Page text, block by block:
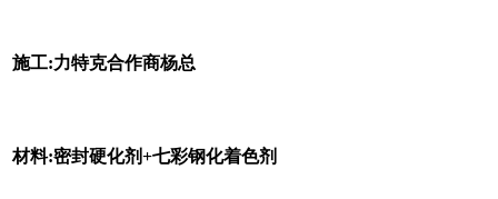
施工:力特克合作商杨总
材料:密封硬化剂+七彩钢化着色剂